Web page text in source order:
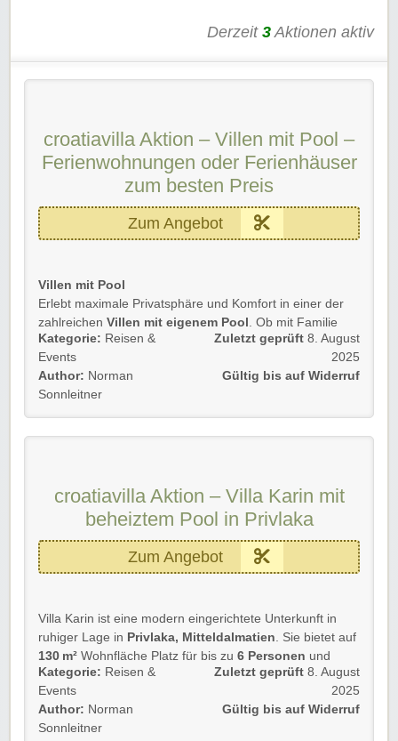
Derzeit 3 Aktionen aktiv
croatiavilla Aktion – Villen mit Pool –
Ferienwohnungen oder Ferienhäuser
zum besten Preis
Zum Angebot
Villen mit Pool
Erlebt maximale Privatsphäre und Komfort in einer der
zahlreichen Villen mit eigenem Pool
. Ob mit Familie
oder Freunden – hier genießt ihr ungestörte Erholung in
exklusivem Ambiente.
🌊Details💡
Ferienwohnungen in bester Lage
Ihr sucht Flexibilität und zentrale Lage? Die
Ferienwohnungen von croatiavilla
bieten euch
🏖️ Details
📍 Zentrale Lagen
in beliebten Urlaubsorten
🛋️ Komplett ausgestattete Unterkünfte
🚶‍♂️ Kurze Wege zu Einkauf, Gastronomie und Freizeit
Kategorie: Reisen &
Events
Author: Norman
Sonnleitner
Zuletzt geprüft 8. August
2025
Gültig bis auf Widerruf
croatiavilla Aktion – Villa Karin mit
beheiztem Pool in Privlaka
Zum Angebot
Villa Karin ist eine modern eingerichtete Unterkunft in
ruhiger Lage in Privlaka, Mitteldalmatien . Sie bietet auf
130 m² Wohnfläche Platz für bis zu 6 Personen und
eignet sich ideal für Familien oder kleinere Gruppen.
🏡Details💡
🛏️3 Schlafzimmer
Kategorie: Reisen &
Events
Author: Norman
Sonnleitner
Zuletzt geprüft 8. August
2025
Gültig bis auf Widerruf